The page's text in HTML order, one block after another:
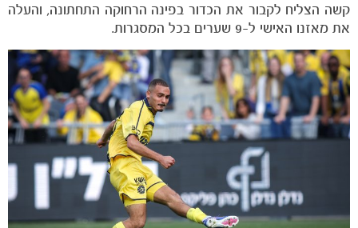
קשה הצליח לקבור את הכדור בפינה הרחוקה התחתונה, והעלה
את מאזנו האישי ל-9 שערים בכל המסגרות.